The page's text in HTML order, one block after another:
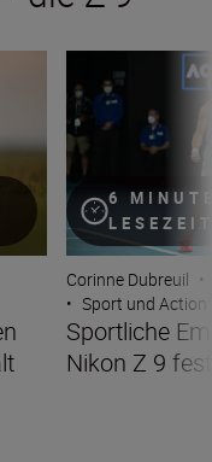
mit der Z 9 festhält
6
Sportliche
Corinne Dubreuil •
• Sport und Action
Sportliche
Nikon Z 9